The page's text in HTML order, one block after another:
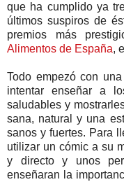
que ha cumplido ya
últimos suspiros de
premios más
Alimentos de España,
Todo empezó con
intentar enseñar a
saludables y
sana, natural y una
sanos y fuertes. Para
utilizar un cómic a su
y directo y unos
enseñaran la